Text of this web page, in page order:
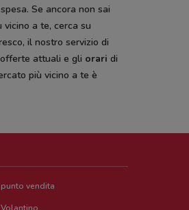
Se ancora non sai
a te, cerca su
il nostro servizio di
attuali e gli orari di
più vicino a te è
vendita